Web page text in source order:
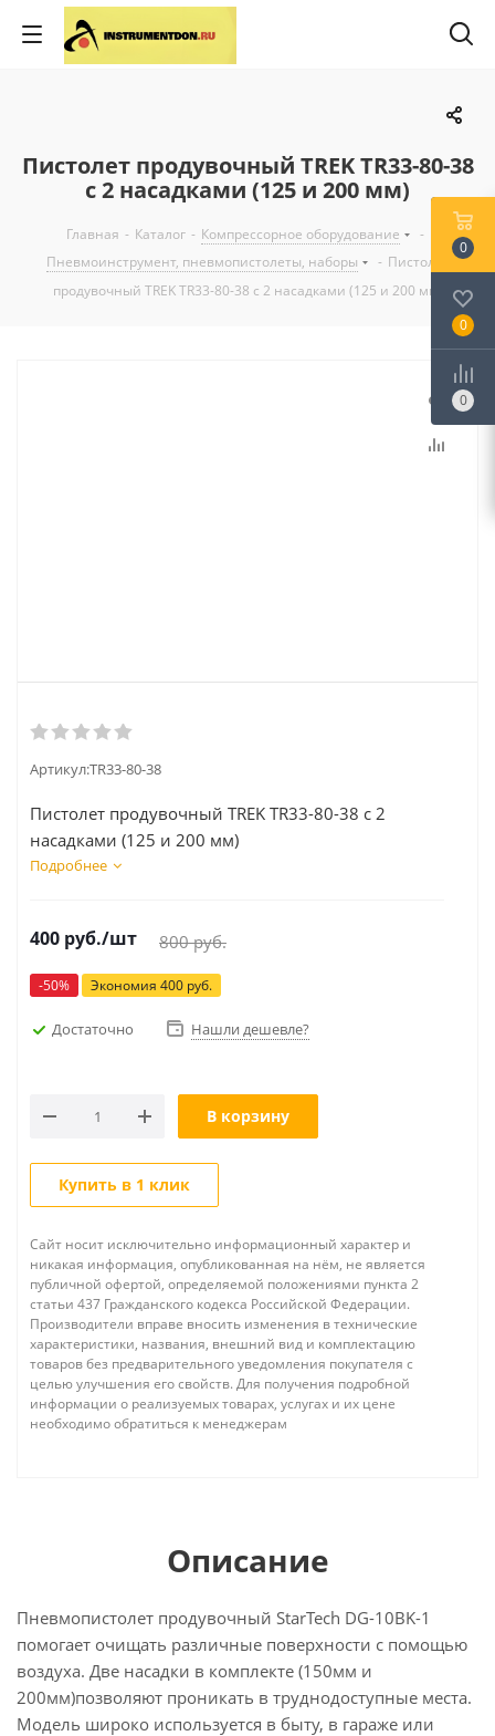
Пистолет продувочный TREK TR33-80-38
с 2 насадками (125 и 200 мм)
Главная - Каталог - Компрессорное оборудование
-
Пневмоинструмент, пневмопистолеты, наборы
- Пистолет
продувочный TREK TR33-80-38 с 2 насадками (125 и 200 мм)
Артикул:TR33-80-38
Пистолет продувочный TREK TR33-80-38 с 2
насадками (125 и 200 мм)
Подробнее
400 руб./шт 800руб.
-50% Экономия 400 руб.
Достаточно Нашли дешевле?
В корзину
Купить в 1 клик
Сайт носит исключительно информационный характер и
никакая информация, опубликованная на нём, не является
публичной офертой, определяемой положениями пункта 2
статьи 437 Гражданского кодекса Российской Федерации.
Производители вправе вносить изменения в технические
характеристики, названия, внешний вид и комплектацию
товаров без предварительного уведомления покупателя с
целью улучшения его свойств. Для получения подробной
информации о реализуемых товарах, услугах и их цене
необходимо обратиться к менеджерам
Описание
Пневмопистолет продувочный StarTech DG-10BK-1
помогает очищать различные поверхности с помощью
воздуха. Две насадки в комплекте (150мм и
200мм)позволяют проникать в труднодоступные места.
Модель широко используется в быту, в гараже или
0
0
0